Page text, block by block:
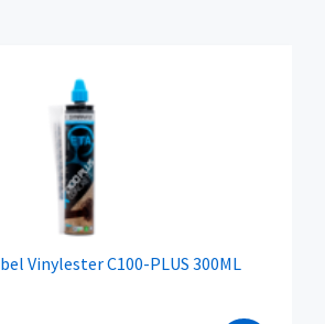
Vinylester C100-PLUS 300ML